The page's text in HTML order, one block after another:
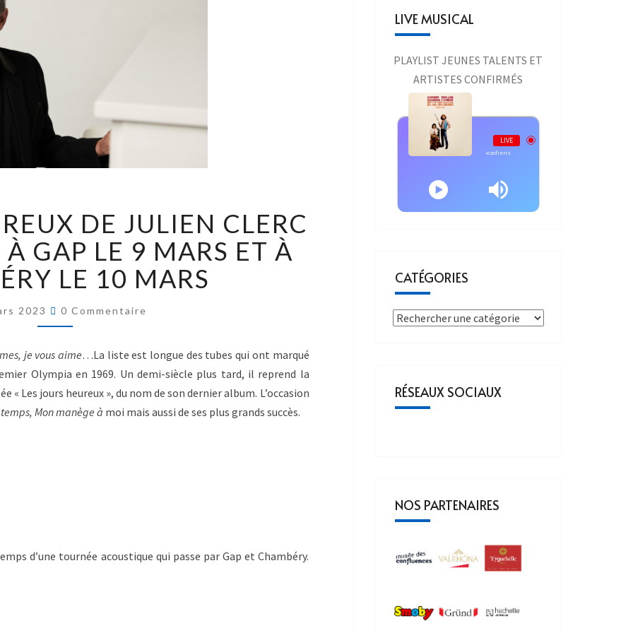
DE JULIEN CLERC
GAP LE 9 MARS ET À
LE 10 MARS
2023 0 Commentaire
je vous aime…La liste est longue des tubes qui ont marqué
Olympia en 1969. Un demi-siècle plus tard, il reprend la
Les jours heureux », du nom de son dernier album. L’occasion
Mon manège à moi mais aussi de ses plus grands succès.
d’une tournée acoustique qui passe par Gap et Chambéry.
LIVE MUSICAL
PLAYLIST JEUNES TALENTS ET
ARTISTES CONFIRMÉS
Live AURAONE
LIVE
Michel Fugain - Les Acadiens
CATÉGORIES
RÉSEAUX SOCIAUX
NOS PARTENAIRES